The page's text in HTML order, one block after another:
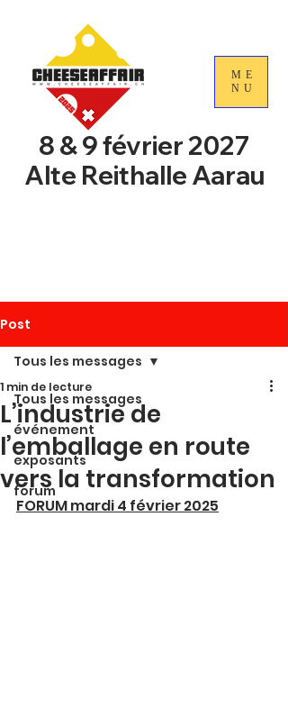
ME
NU
8 & 9 février 2027
Alte Reithalle Aarau
Post
Tous les messages
événement
exposants
forum
Tous les messages
L’industrie de
l’emballage en route
vers la transformation
1 min de lecture
FORUM mardi 4 février 2025